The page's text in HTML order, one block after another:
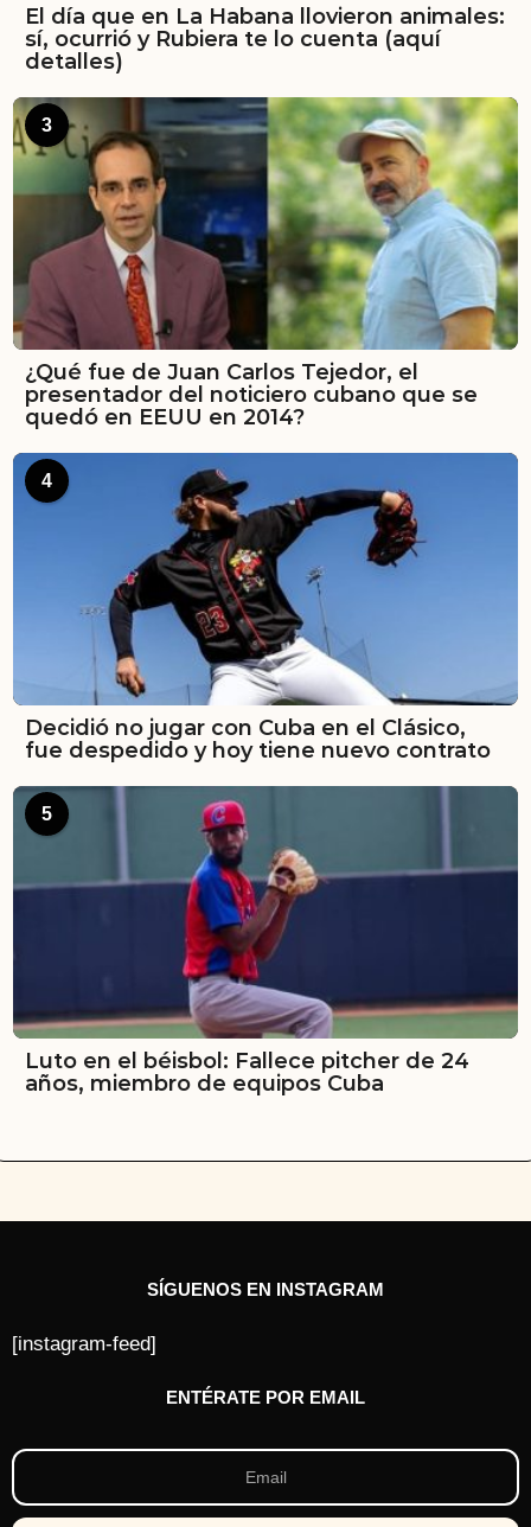
El día que en La Habana llovieron animales:
sí, ocurrió y Rubiera te lo cuenta (aquí
detalles)
3
¿Qué fue de Juan Carlos Tejedor, el
presentador del noticiero cubano que se
quedó en EEUU en 2014?
4
Decidió no jugar con Cuba en el Clásico,
fue despedido y hoy tiene nuevo contrato
5
Luto en el béisbol: Fallece pitcher de 24
años, miembro de equipos Cuba
SÍGUENOS EN INSTAGRAM
[instagram-feed]
ENTÉRATE POR EMAIL